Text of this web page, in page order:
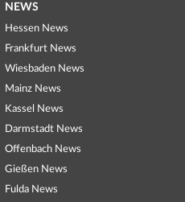
NEWS
Hessen News
Frankfurt News
Wiesbaden News
Mainz News
Kassel News
Darmstadt News
Offenbach News
Gießen News
Fulda News